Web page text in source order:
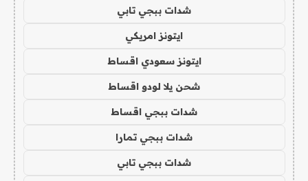
شدات ببجي تابي
ايتونز امريكي
ايتونز سعودي اقساط
شحن يلا لودو اقساط
شدات ببجي اقساط
شدات ببجي تمارا
شدات ببجي تابي